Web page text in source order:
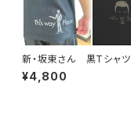
新・坂東さん 黒Tシャツ
¥4,800